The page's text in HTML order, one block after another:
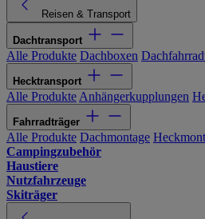
Reisen & Transport
Dachtransport
Alle Produkte Dachboxen
Hecktransport
Alle Produkte Anhängerkupplungen
Fahrradträger
Alle Produkte Dachmontage
Campingzubehör
Haustiere
Nutzfahrzeuge
Skiträger